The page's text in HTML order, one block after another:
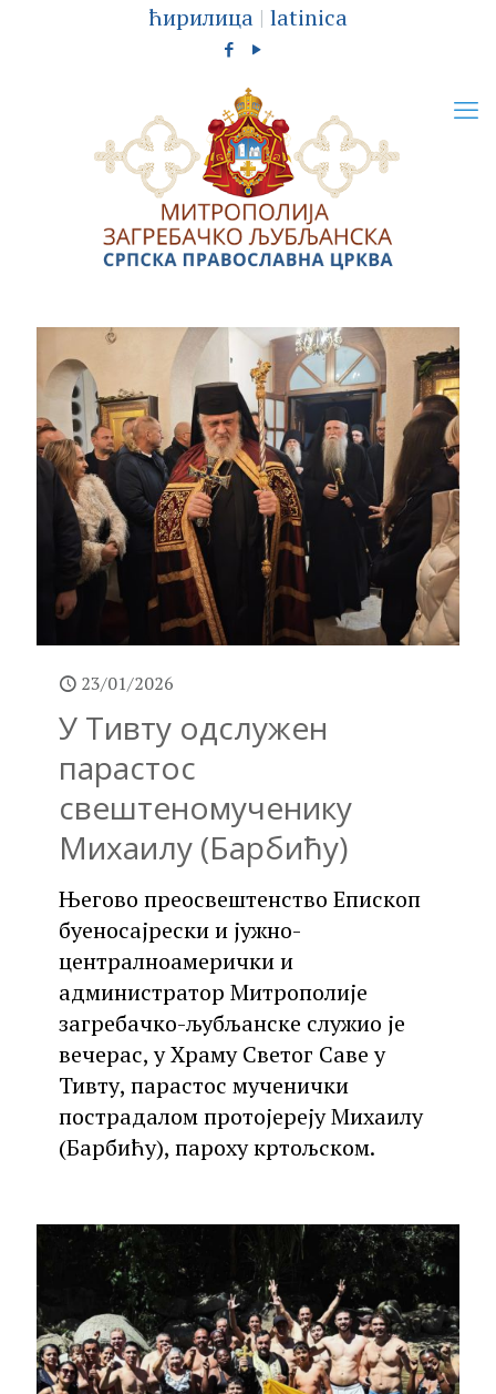
ћирилица | latinica
23/01/2026
У Тивту одслужен
парастос
свештеномученику
Михаилу (Барбићу)
Његово преосвештенство Епископ
буеносајрески и јужно-
централноамерички и
администратор Митрополије
загребачко-љубљанске служио је
вечерас, у Храму Светог Саве у
Тивту, парастос мученички
пострадалом протојереју Михаилу
(Барбићу), пароху кртољском.